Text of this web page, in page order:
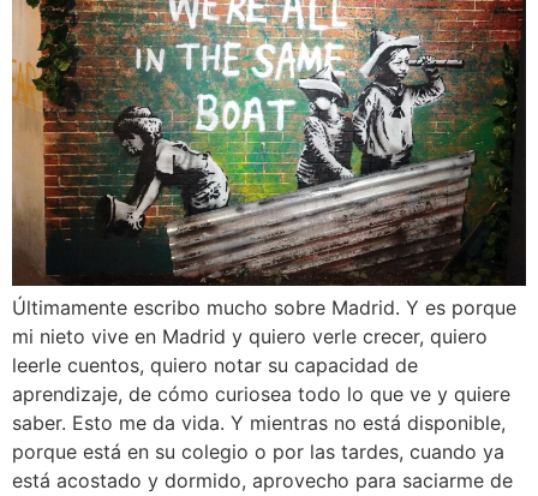
Últimamente escribo mucho sobre Madrid. Y es porque
mi nieto vive en Madrid y quiero verle crecer, quiero
leerle cuentos, quiero notar su capacidad de
aprendizaje, de cómo curiosea todo lo que ve y quiere
saber. Esto me da vida. Y mientras no está disponible,
porque está en su colegio o por las tardes, cuando ya
está acostado y dormido, aprovecho para saciarme de